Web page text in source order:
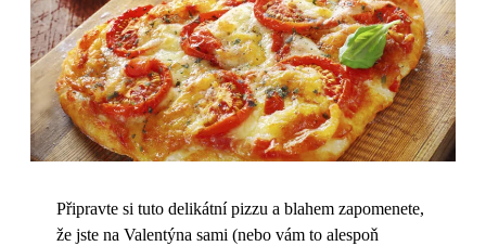
Připravte si tuto delikátní pizzu a blahem zapomenete,
že jste na Valentýna sami (nebo vám to alespoň